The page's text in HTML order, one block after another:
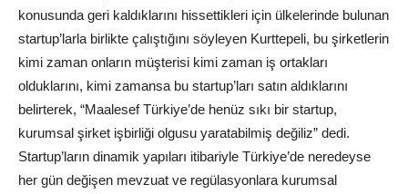
konusunda geri kaldıklarını hissettikleri için ülkelerinde bulunan
startup’larla birlikte çalıştığını söyleyen Kurttepeli, bu şirketlerin
kimi zaman onların müşterisi kimi zaman iş ortakları
olduklarını, kimi zamansa bu startup’ları satın aldıklarını
belirterek, “Maalesef Türkiye’de henüz sıkı bir startup,
kurumsal şirket işbirliği olgusu yaratabilmiş değiliz” dedi.
Startup’ların dinamik yapıları itibariyle Türkiye’de neredeyse
her gün değişen mevzuat ve regülasyonlara kurumsal